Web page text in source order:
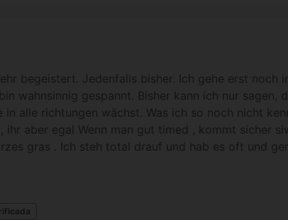
begeistert. Jedenfalls bisher. Ich gehe erst noch
wahnsinnig gespannt. Bisher kann ich nur sagen,
in alle richtungen wächst. Was ich so noch nicht
ihr aber egal Wenn man gut timed , kommt sicher
gras . Ich steh total drauf und hab es oft und